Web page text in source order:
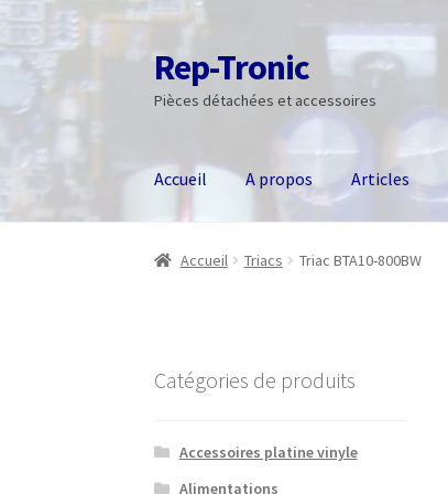
Aller
à
la
Aller
au
contenu
Rep-Tronic
Pièces détachées et accessoires
Accueil A propos Articles
Accueil Triacs Triac BTA10-800BW
Catégories de produits
Accessoires platine vinyle
Alimentations